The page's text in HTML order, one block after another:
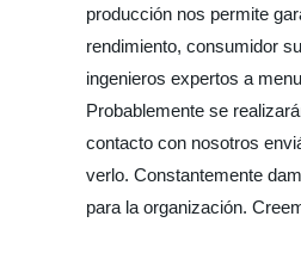
producción nos permite
rendimiento, consumidor
ingenieros expertos a
Probablemente se
contacto con nosotros
verlo. Constantemente
para la organización.